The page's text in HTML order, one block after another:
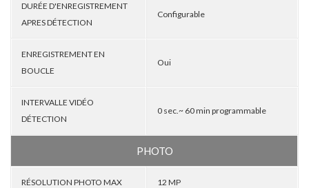
DURÉE D'ENREGISTREMENT
APRES DÉTECTION
Configurable
ENREGISTREMENT EN
BOUCLE
Oui
INTERVALLE VIDÉO
DÉTECTION
0 sec.~ 60 min programmable
PHOTO
RÉSOLUTION PHOTO MAX 12 MP